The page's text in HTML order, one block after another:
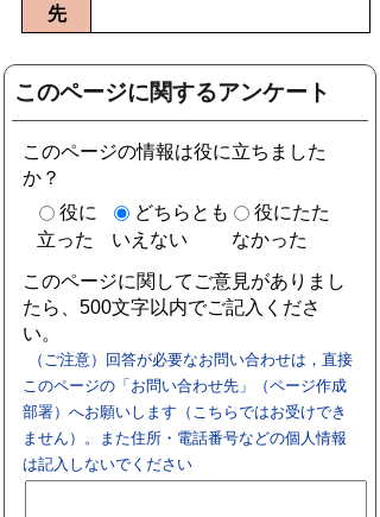
先
このページに関するアンケート
このページの情報は役に立ちました
か？
役に
立った
どちらとも
いえない
役にたた
なかった
このページに関してご意見がありまし
たら、500文字以内でご記入くださ
い。
（ご注意）回答が必要なお問い合わせは，直接
このページの「お問い合わせ先」（ページ作成
部署）へお願いします（こちらではお受けでき
ません）。また住所・電話番号などの個人情報
は記入しないでください